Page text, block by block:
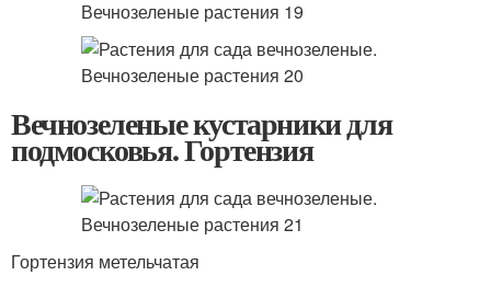
Вечнозеленые кустарники для
подмосковья. Гортензия
Гортензия метельчатая